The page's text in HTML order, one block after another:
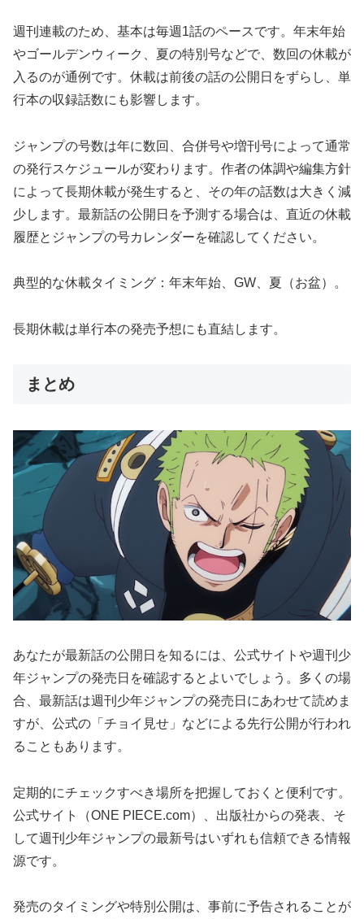
週刊連載のため、基本は毎週1話のペースです。年末年始
やゴールデンウィーク、夏の特別号などで、数回の休載が
入るのが通例です。休載は前後の話の公開日をずらし、単
行本の収録話数にも影響します。
ジャンプの号数は年に数回、合併号や増刊号によって通常
の発行スケジュールが変わります。作者の体調や編集方針
によって長期休載が発生すると、その年の話数は大きく減
少します。最新話の公開日を予測する場合は、直近の休載
履歴とジャンプの号カレンダーを確認してください。
典型的な休載タイミング：年末年始、GW、夏（お盆）。
長期休載は単行本の発売予想にも直結します。
まとめ
あなたが最新話の公開日を知るには、公式サイトや週刊少
年ジャンプの発売日を確認するとよいでしょう。多くの場
合、最新話は週刊少年ジャンプの発売日にあわせて読めま
すが、公式の「チョイ見せ」などによる先行公開が行われ
ることもあります。
定期的にチェックすべき場所を把握しておくと便利です。
公式サイト（ONE PIECE.com）、出版社からの発表、そ
して週刊少年ジャンプの最新号はいずれも信頼できる情報
源です。
発売のタイミングや特別公開は、事前に予告されることが